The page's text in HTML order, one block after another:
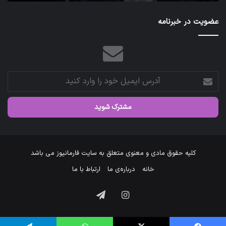
عضویت در خبرنامه
آدرس
ایمیل
خود
وارد
کلیه حقوق مادی و معنوی متعلق به سایت فارمانیوز می باشد
خانه
درباره‌ی ما ارتباط با ما
اینستاگرام